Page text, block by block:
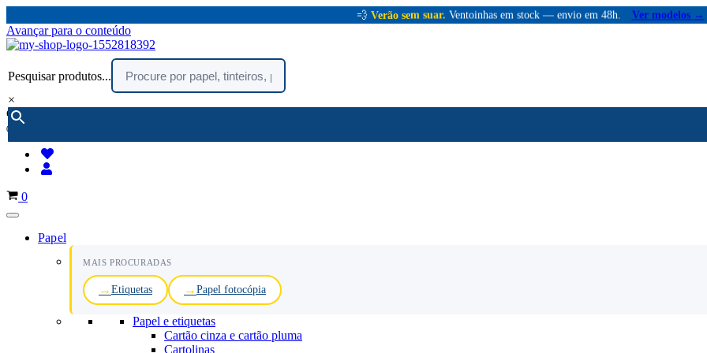
💨 Verão sem suar. Ventoinhas em stock — envio em 48h. Ver modelos →
Avançar para o conteúdo
Pesquisar produtos...
×
encomendar por telefone :
(chamada rede fixa nacional)
Carrinho
0
Papel
MAIS PROCURADAS
Etiquetas Papel fotocópia
Papel e etiquetas
Cartão cinza e cartão pluma
Cartolinas